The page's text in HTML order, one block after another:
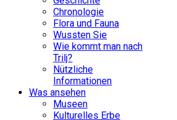
Chronologie
Flora und Fauna
Wussten Sie
Wie kommt man nach
Trilj?
Nützliche
Informationen
Was ansehen
Museen
Kulturelles Erbe